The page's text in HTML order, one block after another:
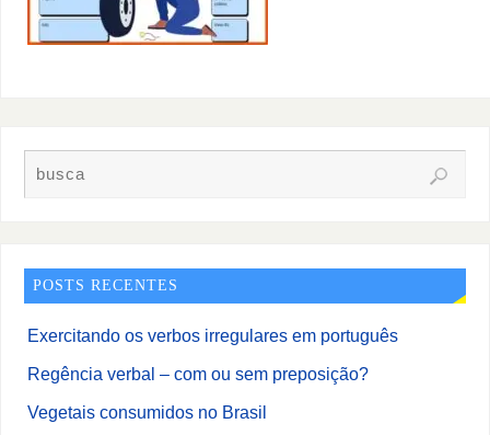
POSTS RECENTES
Exercitando os verbos irregulares em português
Regência verbal – com ou sem preposição?
Vegetais consumidos no Brasil